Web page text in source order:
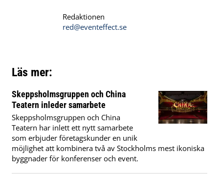
Redaktionen
red@eventeffect.se
Läs mer:
Skeppsholmsgruppen och China
Teatern inleder samarbete
Skeppsholmsgruppen och China
Teatern har inlett ett nytt samarbete
som erbjuder företagskunder en unik
möjlighet att kombinera två av Stockholms mest ikoniska
byggnader för konferenser och event.